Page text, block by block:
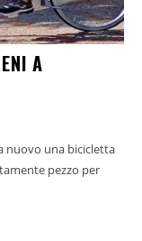
A
nuovo una bicicletta
pezzo per